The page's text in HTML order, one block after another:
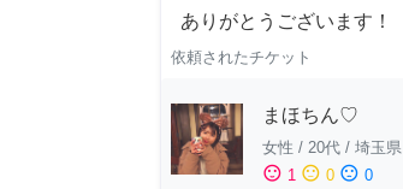
ありがとうございます！
依頼されたチケット
まほちん♡
女性 / 20代 / 埼玉県
sentiment_satisfied 1 sentiment_neutral 0 sentiment_dissatisfied 0